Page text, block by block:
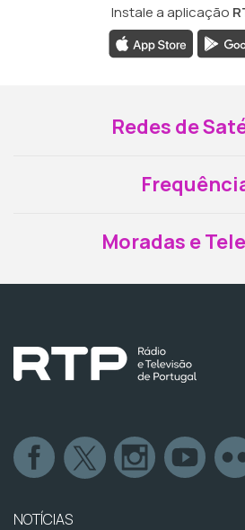
Instale a aplicação
Redes de
Moradas e
NOTÍCIAS